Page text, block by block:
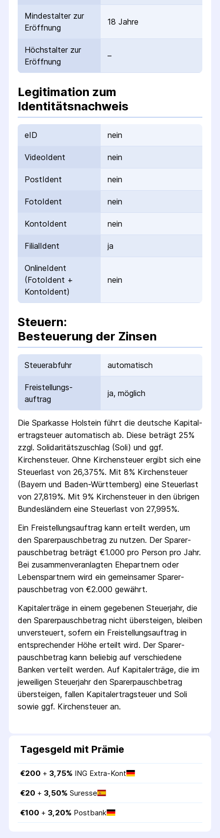
Mindestalter zur
Eröffnung
18 Jahre
Höchstalter zur
Eröffnung
–
Legitimation zum
Identitätsnachweis
eID nein
VideoIdent nein
PostIdent nein
FotoIdent nein
KontoIdent nein
FilialIdent ja
OnlineIdent
(FotoIdent +
KontoIdent)
nein
Steuern:
Besteuerung der Zinsen
Steuerabfuhr automatisch
Freistellungs­
auftrag
ja, möglich
Die Sparkasse Holstein führt die deutsche Kapital­
ertrag­steuer automatisch ab. Diese beträgt 25%
zzgl. Solidaritäts­zuschlag (Soli) und ggf.
Kirchensteuer. Ohne Kirchensteuer ergibt sich eine
Steuerlast von 26,375%. Mit 8% Kirchensteuer
(Bayern und Baden-Württemberg) eine Steuerlast
von 27,819%. Mit 9% Kirchensteuer in den übrigen
Bundesländern eine Steuerlast von 27,995%.
Ein Freistellungs­auftrag kann erteilt werden, um
den Sparer­pausch­betrag zu nutzen. Der Sparer­
pausch­betrag beträgt €1.000 pro Person pro Jahr.
Bei zusammenveranlagten Ehepartnern oder
Lebenspartnern wird ein gemeinsamer Sparer­
pausch­betrag von €2.000 gewährt.
Kapitalerträge in einem gegebenen Steuerjahr, die
den Sparer­pausch­betrag nicht übersteigen, bleiben
unversteuert, sofern ein Freistellungs­auftrag in
entsprechender Höhe erteilt wird. Der Sparer­
pausch­betrag kann beliebig auf verschiedene
Banken verteilt werden. Auf Kapitalerträge, die im
jeweiligen Steuerjahr den Sparer­pausch­betrag
übersteigen, fallen Kapital­ertrag­steuer und Soli
sowie ggf. Kirchensteuer an.
Tagesgeld mit Prämie
€200 + 3,75% ING Extra-Kont
€20 + 3,50% Suresse
€100 + 3,20% Postbank